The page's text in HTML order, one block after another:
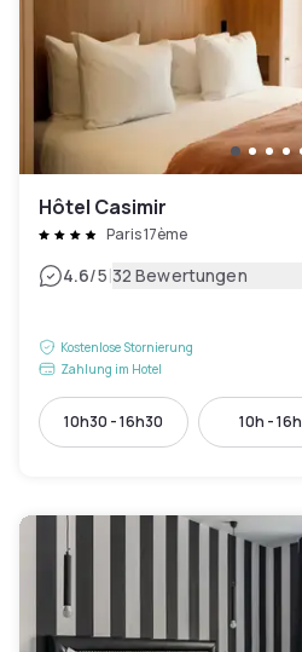
Hôtel Casimir
Paris 17ème
4.6/5|32 Bewertungen
Kostenlose Stornierung
Zahlung im Hotel
10h30 - 16h30 10h - 16h